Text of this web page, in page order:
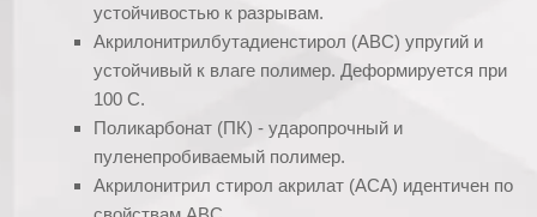
устойчивостью к разрывам.
Акрилонитрилбутадиенстирол (АВС) упругий и
устойчивый к влаге полимер. Деформируется при
100 С.
Поликарбонат (ПК) - ударопрочный и
пуленепробиваемый полимер.
Акрилонитрил стирол акрилат (АСА) идентичен по